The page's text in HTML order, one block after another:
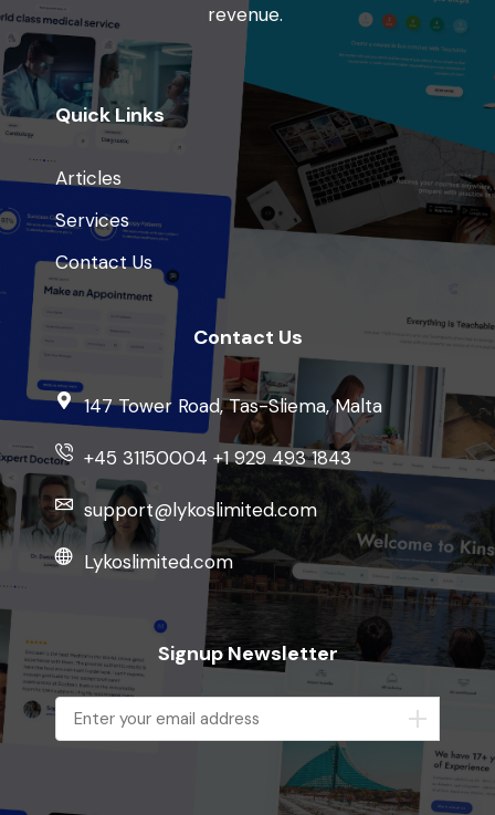
revenue.
Quick Links
Articles
Services
Contact Us
Contact Us
147 Tower Road, Tas-Sliema, Malta
+45 31150004 +1 929 493 1843
support@lykoslimited.com
Lykoslimited.com
Signup Newsletter